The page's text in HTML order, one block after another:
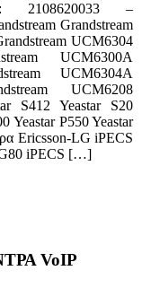
2108620033 –
Grandstream
UCM6304
UCM6300A
UCM6304A
UCM6208
S412 Yeastar S20
Yeastar P550 Yeastar
Ericsson-LG iPECS
iPECS […]
VoIP